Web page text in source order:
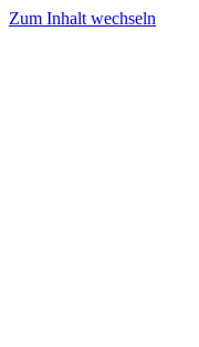
Zum Inhalt wechseln